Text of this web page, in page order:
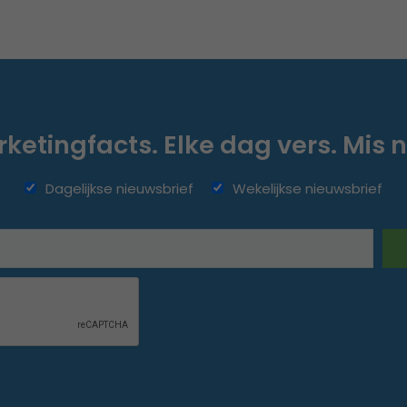
Elke dag vers. Mis
Dagelijkse nieuwsbrief Wekelijkse nieuwsbrief